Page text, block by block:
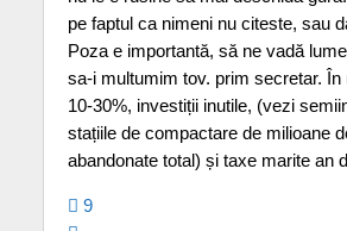
pe faptul ca nimeni nu citeste, sau
Poza e importantă, să ne vadă
sa-i multumim tov. prim secretar. În
10-30%, investiții inutile, (vezi
stațiile de compactare de milioane
abandonate total) și taxe marite an
9